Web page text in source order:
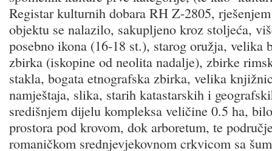
Registar kulturnih dobara RH Z-2805,
objektu se nalazilo, sakupljeno kroz stoljeća,
posebno ikona (16-18 st.), starog oružja, velika
zbirka (iskopine od neolita nadalje), zbirke
stakla, bogata etnografska zbirka, velika
namještaja, slika, starih katastarskih i
središnjem dijelu kompleksa veličine 0.5 ha,
prostora pod krovom, dok arboretum, te
romaničkom srednjevjekovnom crkvicom sa